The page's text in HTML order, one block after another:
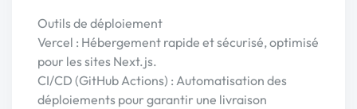
Outils de déploiement
Vercel : Hébergement rapide et sécurisé, optimisé
pour les sites Next.js.
CI/CD (GitHub Actions) : Automatisation des
déploiements pour garantir une livraison